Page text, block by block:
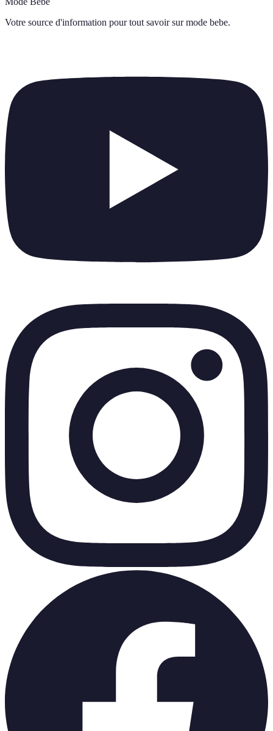
Votre source d'information pour tout savoir sur mode bebe.